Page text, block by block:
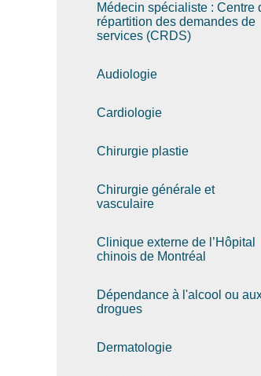
Médecin spécialiste : Centre
répartition des demandes de
services (CRDS)
Audiologie
Cardiologie
Chirurgie plastie
Chirurgie générale et
vasculaire
Clinique externe de l’Hôpital
chinois de Montréal
Dépendance à l'alcool ou
drogues
Dermatologie